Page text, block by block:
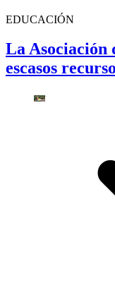
EDUCACIÓN
La Asociación
escasos